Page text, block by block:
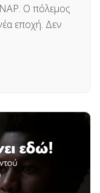
ΝΑΡ. Ο πόλεμος
εποχή. Δεν